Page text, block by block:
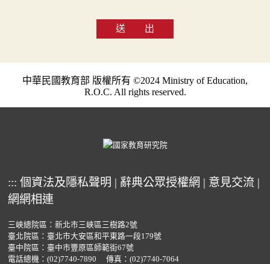
送 出
中華民國教育部 版權所有 ©2024 Ministry of Education,
R.O.C. All rights reserved.
::: 個資法及隱私聲明 | 辭典公眾授權網 | 意見交流 |
網網相連
三峽總院區：新北市三峽區三樹路2號
臺北院區：臺北市大安區和平東路一段179號
臺中院區：臺中市豐原區師範街67號
電話總機： (02)7740-7890 傳真：(02)7740-7064